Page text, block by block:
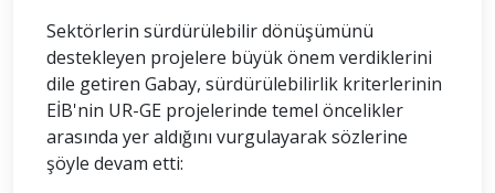
Sektörlerin sürdürülebilir dönüşümünü
destekleyen projelere büyük önem verdiklerini
dile getiren Gabay, sürdürülebilirlik kriterlerinin
EİB'nin UR-GE projelerinde temel öncelikler
arasında yer aldığını vurgulayarak sözlerine
şöyle devam etti: